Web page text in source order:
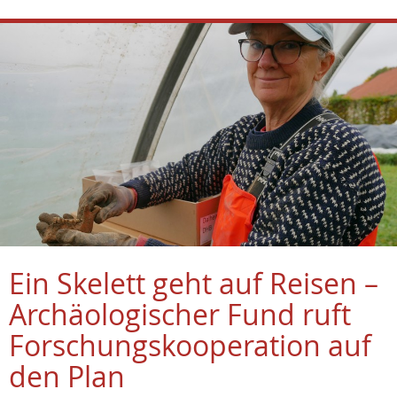
Ein Skelett geht auf Reisen –
Archäologischer Fund ruft
Forschungskooperation auf
den Plan